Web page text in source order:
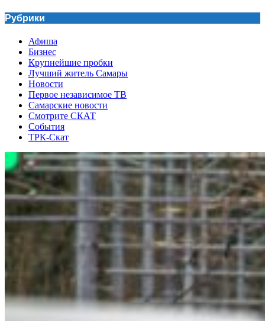
Рубрики
Афиша
Бизнес
Крупнейшие пробки
Лучший житель Самары
Новости
Первое независимое ТВ
Самарские новости
Смотрите СКАТ
События
ТРК-Скат